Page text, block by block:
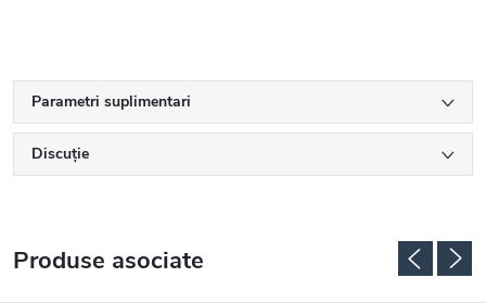
Parametri suplimentari
Discuţie
Produse asociate